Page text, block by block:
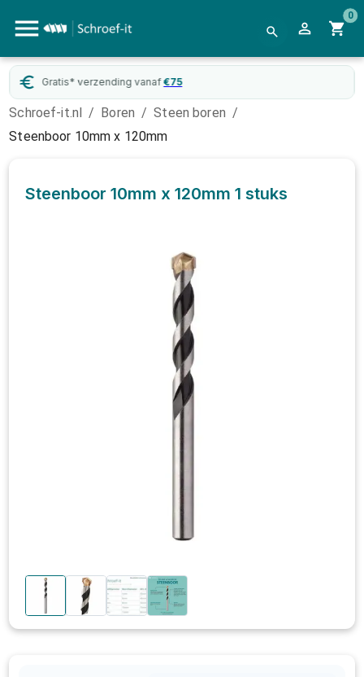
0
Gratis* verzending vanaf €75
Schroef-it.nl / Boren / Steen boren /
Steenboor 10mm x 120mm
Steenboor 10mm x 120mm 1 stuks